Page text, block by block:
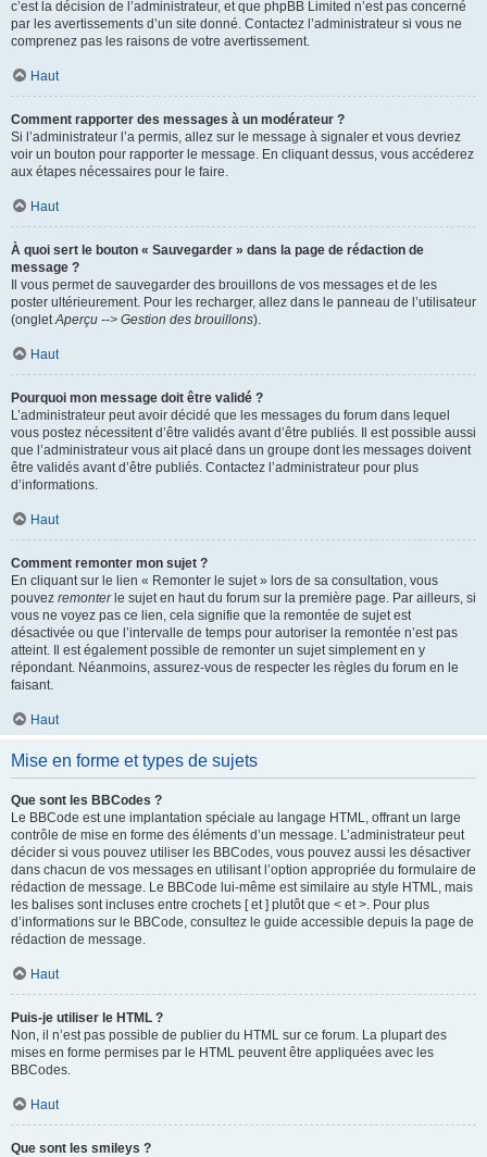
c’est la décision de l’administrateur, et que phpBB Limited n’est pas concerné
par les avertissements d’un site donné. Contactez l’administrateur si vous ne
comprenez pas les raisons de votre avertissement.
Haut
Comment rapporter des messages à un modérateur ?
Si l’administrateur l’a permis, allez sur le message à signaler et vous devriez
voir un bouton pour rapporter le message. En cliquant dessus, vous accéderez
aux étapes nécessaires pour le faire.
Haut
À quoi sert le bouton « Sauvegarder » dans la page de rédaction de
message ?
Il vous permet de sauvegarder des brouillons de vos messages et de les
poster ultérieurement. Pour les recharger, allez dans le panneau de l’utilisateur
(ongletAperçu --> Gestion des brouillons).
Haut
Pourquoi mon message doit être validé ?
L’administrateur peut avoir décidé que les messages du forum dans lequel
vous postez nécessitent d’être validés avant d’être publiés. Il est possible aussi
que l’administrateur vous ait placé dans un groupe dont les messages doivent
être validés avant d’être publiés. Contactez l’administrateur pour plus
d’informations.
Haut
Comment remonter mon sujet ?
En cliquant sur le lien « Remonter le sujet » lors de sa consultation, vous
pouvez remonterle sujet en haut du forum sur la première page. Par ailleurs, si
vous ne voyez pas ce lien, cela signifie que la remontée de sujet est
désactivée ou que l’intervalle de temps pour autoriser la remontée n’est pas
atteint. Il est également possible de remonter un sujet simplement en y
répondant. Néanmoins, assurez-vous de respecter les règles du forum en le
faisant.
Haut
Mise en forme et types de sujets
Que sont les BBCodes ?
Le BBCode est une implantation spéciale au langage HTML, offrant un large
contrôle de mise en forme des éléments d’un message. L’administrateur peut
décider si vous pouvez utiliser les BBCodes, vous pouvez aussi les désactiver
dans chacun de vos messages en utilisant l’option appropriée du formulaire de
rédaction de message. Le BBCode lui-même est similaire au style HTML, mais
les balises sont incluses entre crochets [ et ] plutôt que < et >. Pour plus
d’informations sur le BBCode, consultez le guide accessible depuis la page de
rédaction de message.
Haut
Puis-je utiliser le HTML ?
Non, il n’est pas possible de publier du HTML sur ce forum. La plupart des
mises en forme permises par le HTML peuvent être appliquées avec les
BBCodes.
Haut
Que sont les smileys ?